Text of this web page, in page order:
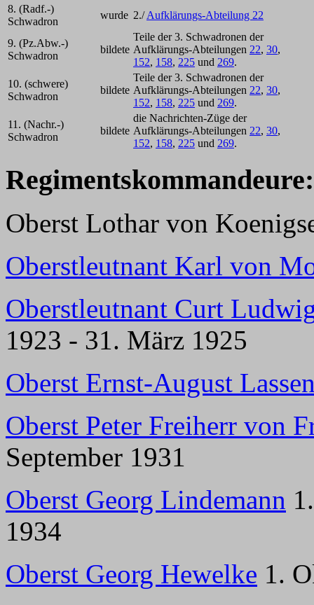
8. (Radf.-)
Schwadron
wurde 2./Aufklärungs-Abteilung 22
9. (Pz.Abw.-)
Schwadron
bildete
Teile der 3. Schwadronen der
Aufklärungs-Abteilungen 22, 30,
152, 158, 225 und 269.
10. (schwere)
Schwadron
bildete
Teile der 3. Schwadronen der
Aufklärungs-Abteilungen 22, 30,
152, 158, 225 und 269.
11. (Nachr.-)
Schwadron
bildete
die Nachrichten-Züge der
Aufklärungs-Abteilungen 22, 30,
152, 158, 225 und 269.
Regimentskommandeure:
Oberst Lothar von
Oberstleutnant Karl von
Oberstleutnant Curt
1923 - 31. März 1925
Oberst Ernst-August
Oberst Peter Freiherr von
September 1931
Oberst Georg Lindemann
1934
Oberst Georg Hewelke 1.